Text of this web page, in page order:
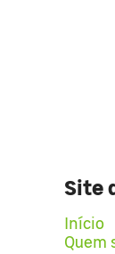
Site
Início
Quem